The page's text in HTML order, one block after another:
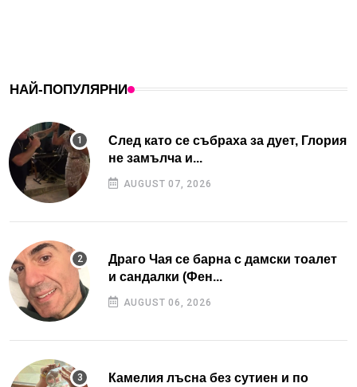
НАЙ-ПОПУЛЯРНИ
След като се събраха за дует, Глория
не замълча и...
AUGUST 07, 2026
Драго Чая се барна с дамски тоалет
и сандалки (Фен...
AUGUST 06, 2026
Камелия лъсна без сутиен и по